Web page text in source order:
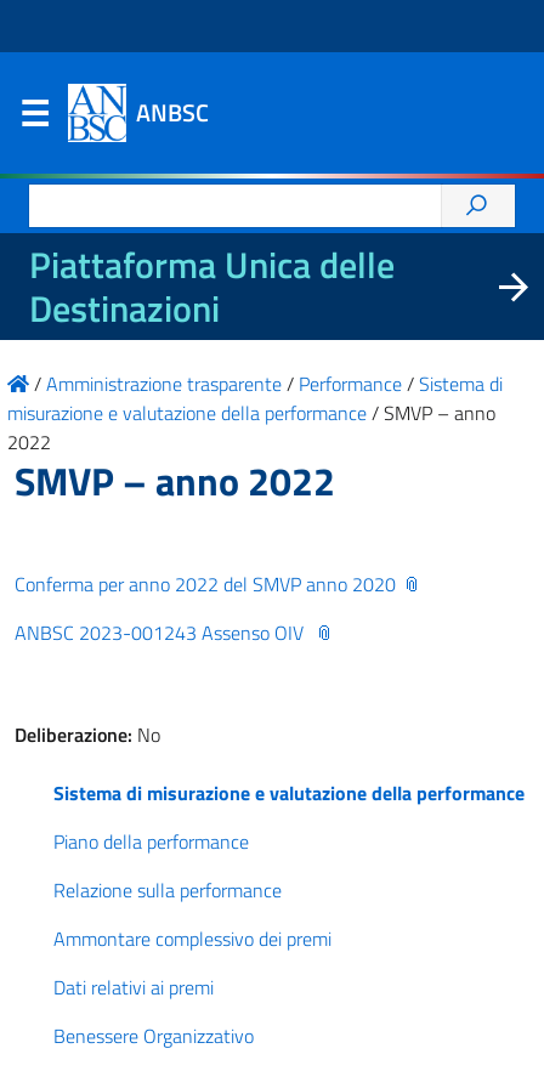
ANBSC
per:
Piattaforma Unica delle
Destinazioni
/Amministrazione trasparente/ Performance/Sistema di
misurazione e valutazione della performance/SMVP – anno
2022
SMVP – anno 2022
Conferma per anno 2022 del SMVP anno 2020
ANBSC 2023-001243 Assenso OIV
Deliberazione: No
Sistema di misurazione e valutazione della performance
Piano della performance
Relazione sulla performance
Ammontare complessivo dei premi
Dati relativi ai premi
Benessere Organizzativo